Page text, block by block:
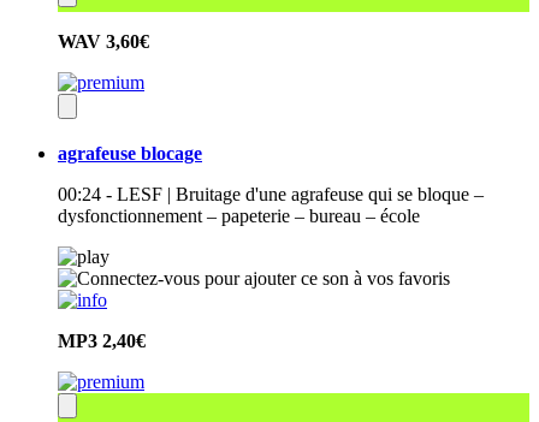
WAV 3,60€
agrafeuse blocage
00:24 - LESF | Bruitage d'une agrafeuse qui se bloque –
dysfonctionnement – papeterie – bureau – école
MP3 2,40€